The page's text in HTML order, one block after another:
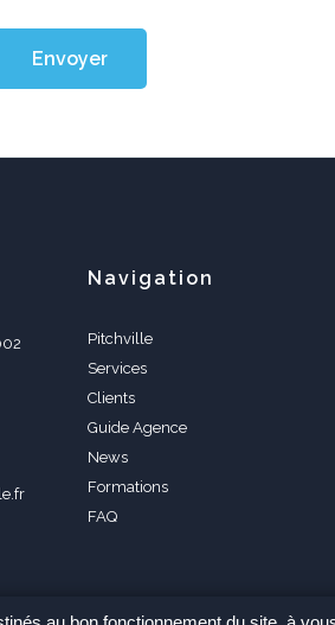
Envoyer
Navigation
Pitchville
Services
Clients
Guide Agence
News
Formations
FAQ